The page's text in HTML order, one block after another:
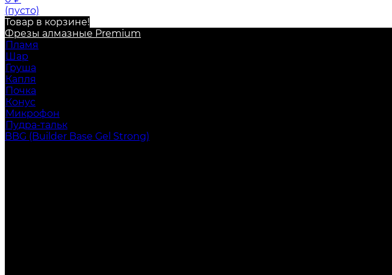
(пусто)
Товар в корзине!
Фрезы алмазные Premium
Пламя
Шар
Груша
Капля
Почка
Конус
Микрофон
Пудра-тальк
BBG (Builder Base Gel Strong)